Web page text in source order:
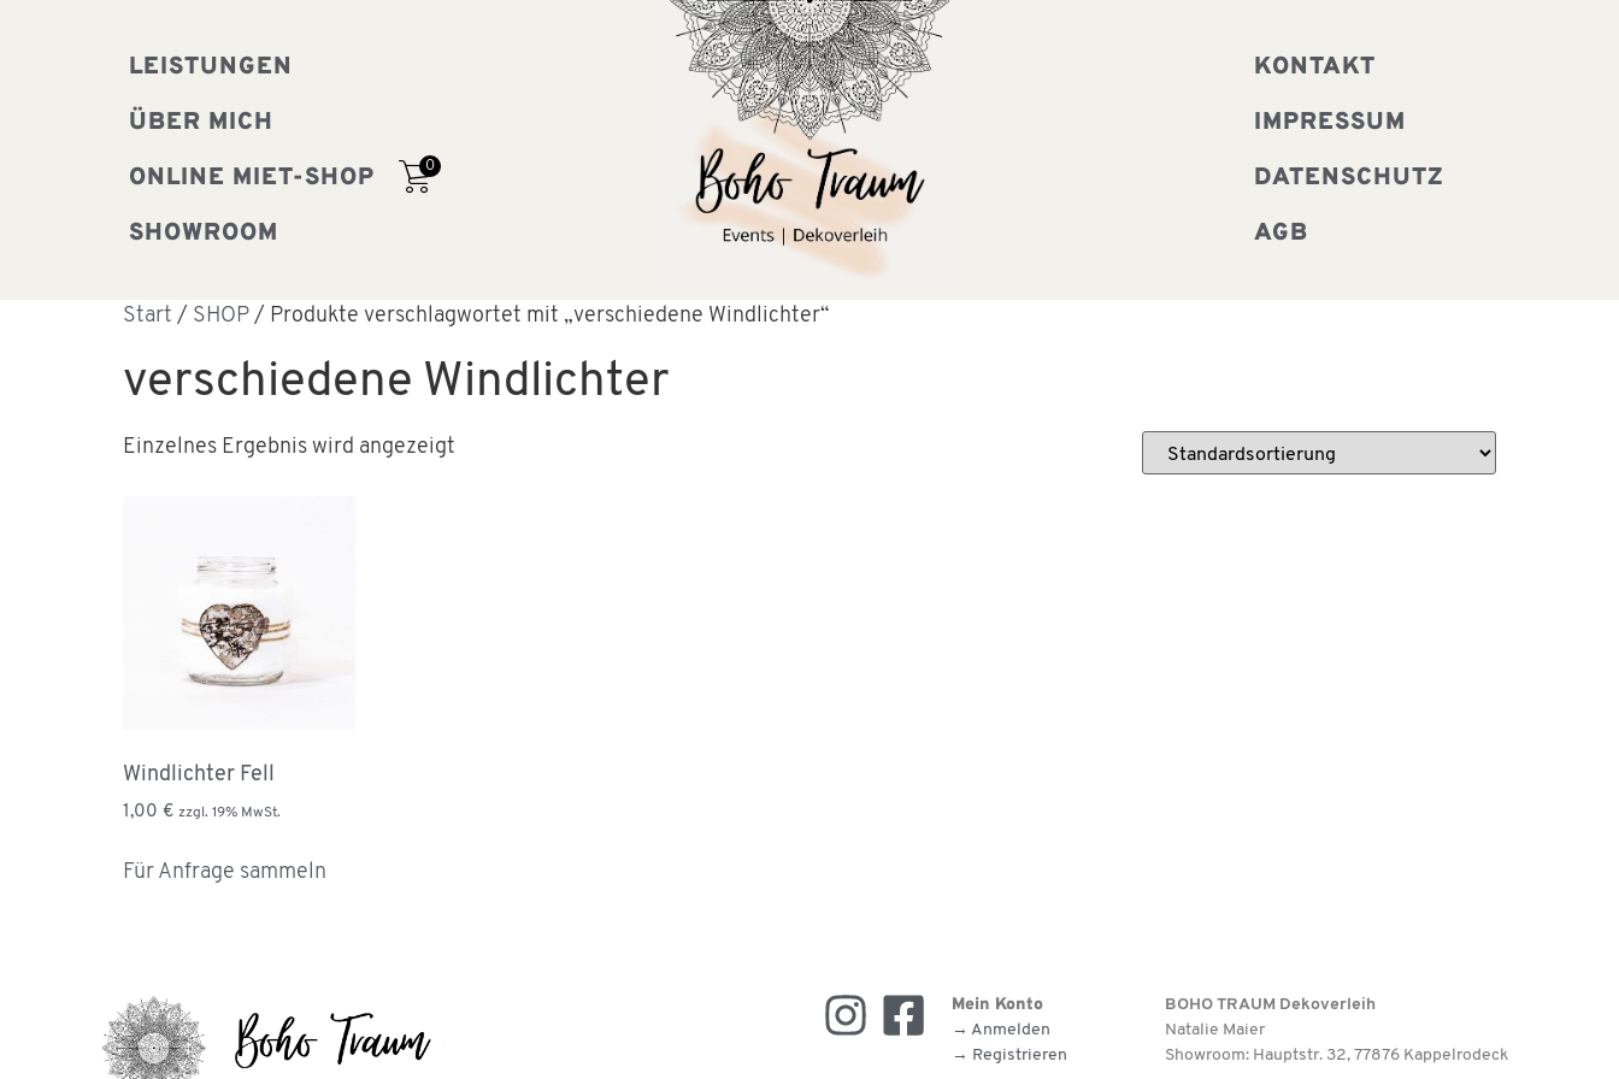
LEISTUNGEN
ÜBER MICH
ONLINE MIET-SHOP
SHOWROOM
0
KONTAKT
IMPRESSUM
DATENSCHUTZ
AGB
Start / SHOP / Produkte verschlagwortet mit „verschiedene Windlichter“
verschiedene Windlichter
Einzelnes Ergebnis wird angezeigt
Windlichter Fell
1,00 € zzgl. 19% MwSt.
Für Anfrage sammeln
Mein Konto
→ Anmelden
→ Registrieren
BOHO TRAUM Dekoverleih
Natalie Maier
Showroom: Hauptstr. 32, 77876 Kappelrodeck